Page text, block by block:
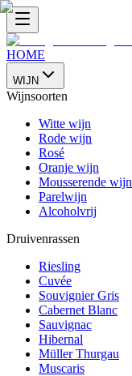
HOME
WIJN
Wijnsoorten
Witte wijn
Rode wijn
Rosé
Oranje wijn
Mousserende wijn
Parelwijn
Alcoholvrij
Druivenrassen
Riesling
Cuvée
Souvignier Gris
Cabernet Blanc
Sauvignac
Hibernal
Müller Thurgau
Muscaris